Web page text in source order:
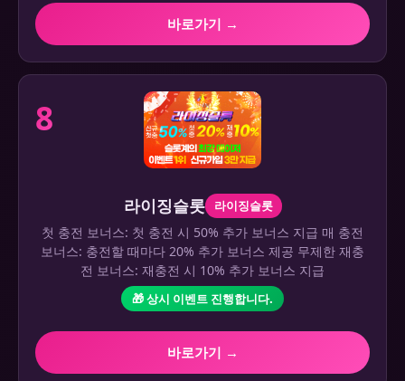
바로가기 →
8
라이징슬롯 라이징슬롯
첫 충전 보너스: 첫 충전 시 50% 추가 보너스 지급 매 충전
보너스: 충전할 때마다 20% 추가 보너스 제공 무제한 재충
전 보너스: 재충전 시 10% 추가 보너스 지급
🎁 상시 이벤트 진행합니다.
바로가기 →